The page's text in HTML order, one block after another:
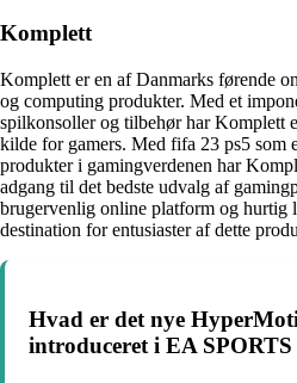
Komplett
Komplett er en af Danmarks førende
og computing produkter. Med et
spilkonsoller og tilbehør har Komplett
kilde for gamers. Med fifa 23 ps5 som
produkter i gamingverdenen har
adgang til det bedste udvalg af
brugervenlig online platform og hurtig
destination for entusiaster af dette
Hvad er det nye
introduceret i EA